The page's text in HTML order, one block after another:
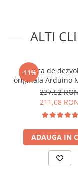
Vezi fisa tehnica
Ce contine
1x Placa de
ALTI
-11%
Placa de
originala Arduino
1010
237,52
211,08 RON
ADAUGA IN